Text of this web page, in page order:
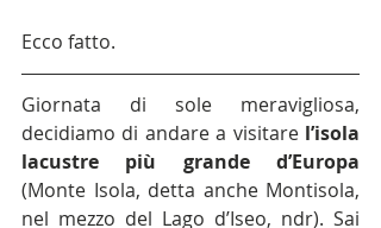
Ecco fatto.
Giornata di sole meravigliosa,
decidiamo di andare a visitare l’isola
lacustre più grande d’Europa
(Monte Isola, detta anche Montisola,
nel mezzo del Lago d’Iseo, ndr). Sai